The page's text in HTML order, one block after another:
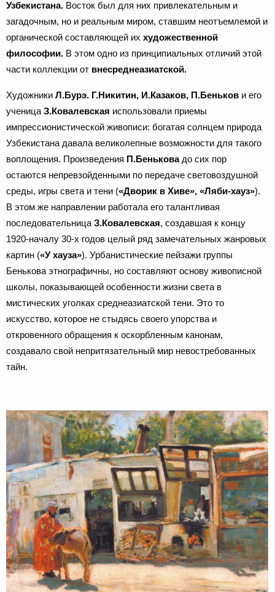
Узбекистана. Восток был для них привлекательным и
загадочным, но и реальным миром, ставшим неотъемлемой и
органической составляющей их художественной
философии. В этом одно из принципиальных отличий этой
части коллекции от внесреднеазиатской.
Художники Л.Бурэ. Г.Никитин, И.Казаков, П.Беньков и его
ученица З.Ковалевская использовали приемы
импрессионистической живописи: богатая солнцем природа
Узбекистана давала великолепные возможности для такого
воплощения. Произведения П.Беньковадо сих пор
остаются непревзойденными по передаче световоздушной
среды, игры света и тени («Дворик в Хиве», «Ляби-хауз»).
В этом же направлении работала его талантливая
последовательница З.Ковалевская, создавшая к концу
1920-началу 30-х годов целый ряд замечательных жанровых
картин («У хауза»). Урбанистические пейзажи группы
Бенькова этнографичны, но составляют основу живописной
школы, показывающей особенности жизни света в
мистических уголках среднеазиатской тени. Это то
искусство, которое не стыдясь своего упорства и
откровенного обращения к оскорбленным канонам,
создавало свой непритязательный мир невостребованных
тайн.